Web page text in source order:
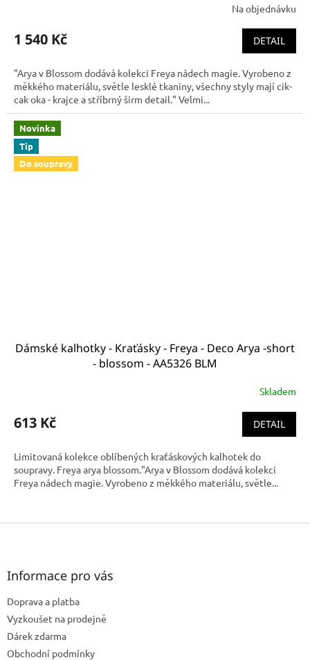
Na objednávku
1 540 Kč DETAIL
"Arya v Blossom dodává kolekci Freya nádech magie. Vyrobeno z
měkkého materiálu, světle lesklé tkaniny, všechny styly mají cik-
cak oka - krajce a stříbrný širm detail." Velmi...
Novinka
Tip
Do soupravy
Dámské kalhotky - Kraťásky - Freya - Deco Arya -short
- blossom - AA5326 BLM
Skladem
613 Kč DETAIL
Limitovaná kolekce oblíbených kraťáskových kalhotek do
soupravy. Freya arya blossom."Arya v Blossom dodává kolekci
Freya nádech magie. Vyrobeno z měkkého materiálu, světle...
Z
Informace pro vás
Doprava a platba
Vyzkoušet na prodejně
Dárek zdarma
Obchodní podmínky